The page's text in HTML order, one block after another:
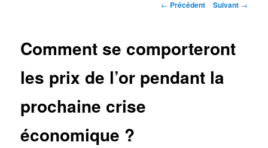
Navigation
← Précédent Suivant →
Comment se comporteront
les prix de l’or pendant la
prochaine crise
économique ?